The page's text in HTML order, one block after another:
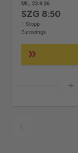
Mi., 23.9.26
SZG 8:50
1 Stopp
Eurowings